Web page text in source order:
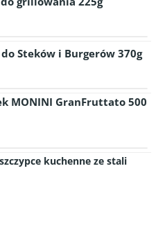
Steków i Burgerów 370g
MONINI GranFruttato 500
kuchenne ze stali